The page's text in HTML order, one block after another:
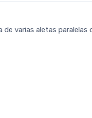
varias aletas paralelas